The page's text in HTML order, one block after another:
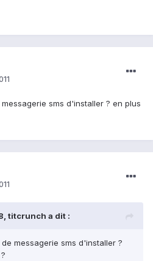
sms d'installer ? en plus
titcrunch a dit :
messagerie sms d'installer ?